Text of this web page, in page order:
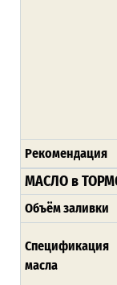
Рекомендация
МАСЛО в
Объём заливки
Спецификация
масла